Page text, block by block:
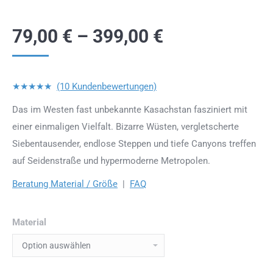
79,00 € – 399,00 €
★★★★★ (10 Kundenbewertungen)
Das im Westen fast unbekannte Kasachstan fasziniert mit
einer einmaligen Vielfalt. Bizarre Wüsten, vergletscherte
Siebentausender, endlose Steppen und tiefe Canyons treffen
auf Seidenstraße und hypermoderne Metropolen.
Beratung Material / Größe | FAQ
Material